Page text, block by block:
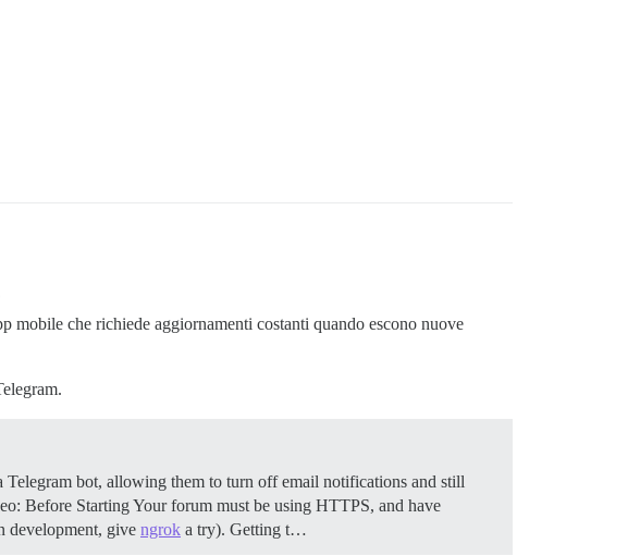
mobile che richiede aggiornamenti costanti quando escono nuove
bot, allowing them to turn off email notifications and still
Before Starting Your forum must be using HTTPS, and have
development, give ngrok a try). Getting t…